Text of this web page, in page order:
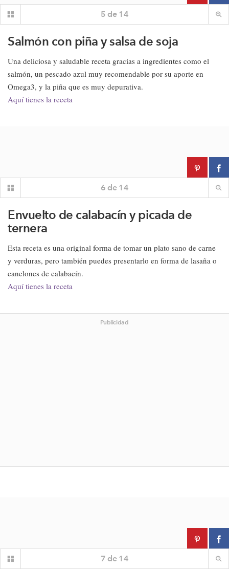
5 de 14
Salmón con piña y salsa de soja
Una deliciosa y saludable receta gracias a ingredientes como el
salmón, un pescado azul muy recomendable por su aporte en
Omega3, y la piña que es muy depurativa.
Aquí tienes la receta
6 de 14
Envuelto de calabacín y picada de
ternera
Esta receta es una original forma de tomar un plato sano de carne
y verduras, pero también puedes presentarlo en forma de lasaña o
canelones de calabacín.
Aquí tienes la receta
Publicidad
7 de 14